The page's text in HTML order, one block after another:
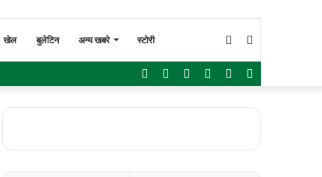
खेल बुलेटिन अन्य खबरे स्टोरी Switch
skin
WhatsApp
Instagram
YouTube
Twitter
Facebook